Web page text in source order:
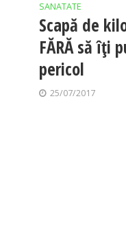
SANATATE
Scapă de
FĂRĂ să îți
pericol
25/07/2017